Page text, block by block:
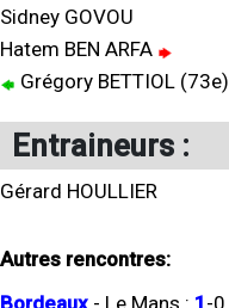
Sidney GOVOU
Hatem BEN ARFA
Grégory BETTIOL (73e)
Entraineurs :
Gérard HOULLIER
Autres rencontres:
Bordeaux - Le Mans : 1 -0